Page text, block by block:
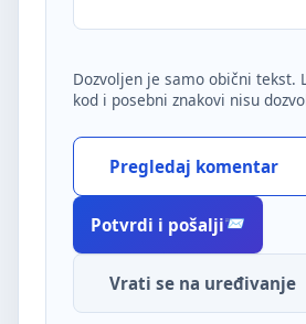
Dozvoljen je samo obični tekst.
kod i posebni znakovi nisu
Pregledaj komentar
Potvrdi i pošalji
Vrati se na uređivanje